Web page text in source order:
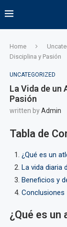
Home
Disciplina y Pasión
UNCATEGORIZED
La Vida de un
Pasión
written byAdmin
Tabla de
¿Qué es un
La vida diaria
Beneficios y
Conclusiones
¿Qué es un